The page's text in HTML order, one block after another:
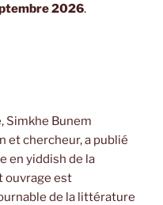
2026.
Simkhe Bunem
et chercheur, a publié
en yiddish de la
ouvrage est
de la littérature